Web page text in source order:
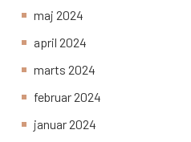
maj 2024
april 2024
marts 2024
februar 2024
januar 2024